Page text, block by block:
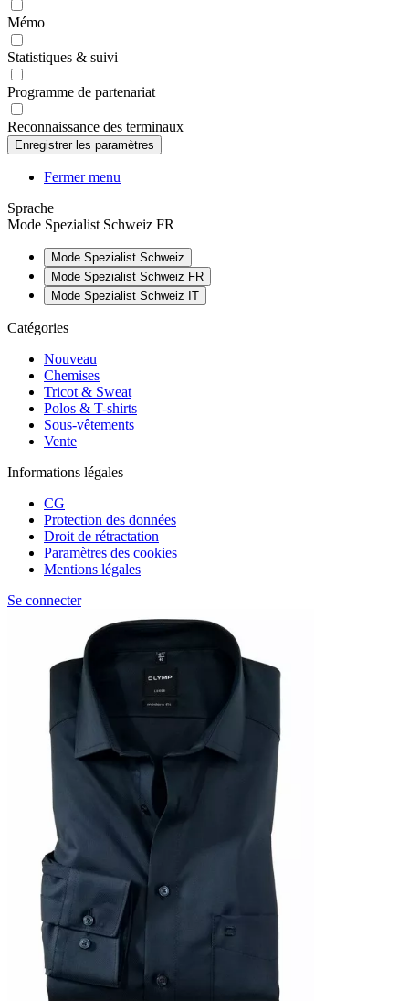
Mémo
Statistiques & suivi
Programme de partenariat
Reconnaissance des terminaux
Fermer menu
Sprache
Mode Spezialist Schweiz FR
Mode Spezialist Schweiz
Mode Spezialist Schweiz FR
Mode Spezialist Schweiz IT
Catégories
Nouveau
Chemises
Tricot & Sweat
Polos & T-shirts
Sous-vêtements
Vente
Informations légales
CG
Protection des données
Droit de rétractation
Paramètres des cookies
Mentions légales
Se connecter